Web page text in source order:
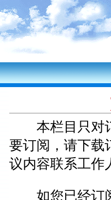
本栏目只对
要订阅，请下载
议内容联系工作
如您已经订